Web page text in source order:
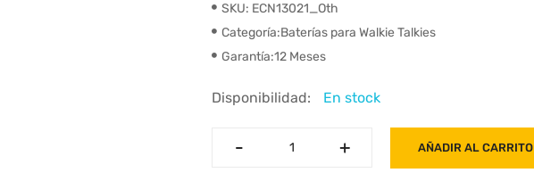
SKU: ECN13021_Oth
Categoría:Baterías para Walkie Talkies
Garantía:12 Meses
Disponibilidad: En stock
- +
- + AÑADIR AL CARRITO